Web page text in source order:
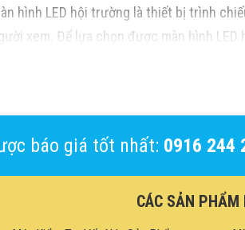
hình LED hội trường là thiết bị trình
xem. Để lựa chọn được màn hình
cấp đa dạng các loại màn hình LED,
báo giá tốt nhất: 0916 244
CÁC SẢN PHẨM